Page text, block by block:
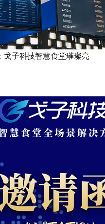
戈子科技智慧食堂璀璨亮